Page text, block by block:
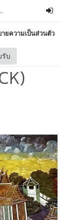
ยความเป็นส่วนตัว
รับกรรม